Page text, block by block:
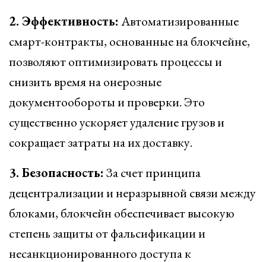
2. Эффективность: Автоматизированные
смарт-контракты, основанные на блокчейне,
позволяют оптимизировать процессы и
снизить время на онерозные
документообороты и проверки. Это
существенно ускоряет удаление грузов и
сокращает затраты на их доставку.
3. Безопасность: За счет принципа
децентрализации и неразрывной связи между
блоками, блокчейн обеспечивает высокую
степень защиты от фальсификации и
несанкционированного доступа к